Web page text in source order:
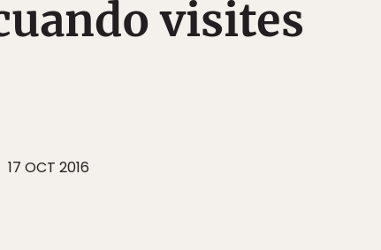
visites
17 OCT 2016